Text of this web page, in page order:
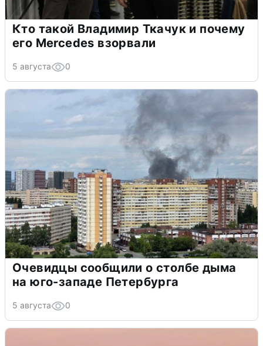
Кто такой Владимир Ткачук и почему
его Mercedes взорвали
5 августа 0
Очевидцы сообщили о столбе дыма
на юго-западе Петербурга
5 августа 0